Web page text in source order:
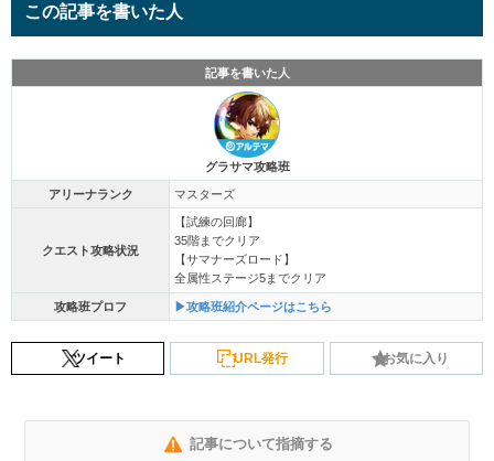
この記事を書いた人
記事を書いた人
グラサマ攻略班
アリーナランク マスターズ
クエスト攻略状況
【試練の回廊】
35階までクリア
【サマナーズロード】
全属性ステージ5までクリア
攻略班プロフ ▶攻略班紹介ページはこちら
ツイート URL発行 お気に入り
記事について指摘する